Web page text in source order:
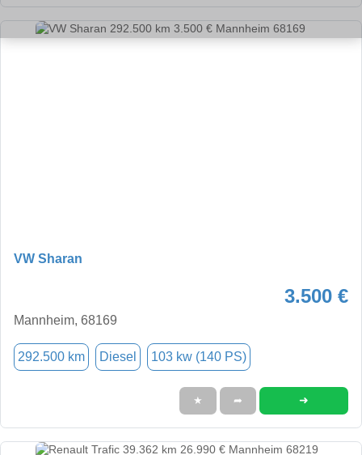
VW Sharan
3.500 €
Mannheim, 68169
292.500 km Diesel 103 kw (140 PS)
★ ➦ ➜